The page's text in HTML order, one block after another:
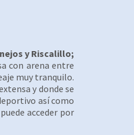
y Riscalillo;
con arena entre
muy tranquilo.
y donde se
así como
acceder por